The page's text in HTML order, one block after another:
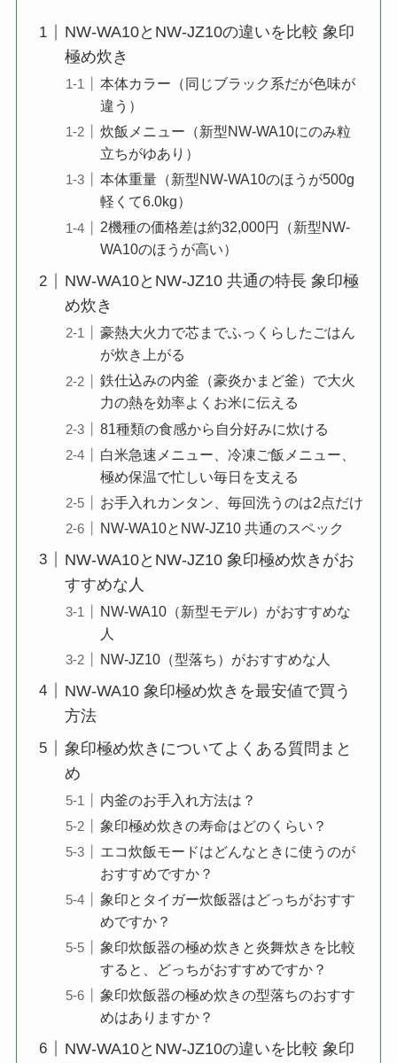
NW-WA10とNW-JZ10の違いを比較 象印
極め炊き
本体カラー（同じブラック系だが色味が
違う）
炊飯メニュー（新型NW-WA10にのみ粒
立ちがゆあり）
本体重量（新型NW-WA10のほうが500g
軽くて6.0kg）
2機種の価格差は約32,000円（新型NW-
WA10のほうが高い）
NW-WA10とNW-JZ10 共通の特長 象印極
め炊き
豪熱大火力で芯までふっくらしたごはん
が炊き上がる
鉄仕込みの内釜（豪炎かまど釜）で大火
力の熱を効率よくお米に伝える
81種類の食感から自分好みに炊ける
白米急速メニュー、冷凍ご飯メニュー、
極め保温で忙しい毎日を支える
お手入れカンタン、毎回洗うのは2点だけ
NW-WA10とNW-JZ10 共通のスペック
NW-WA10とNW-JZ10 象印極め炊きがお
すすめな人
NW-WA10（新型モデル）がおすすめな
人
NW-JZ10（型落ち）がおすすめな人
NW-WA10 象印極め炊きを最安値で買う
方法
象印極め炊きについてよくある質問まと
め
内釜のお手入れ方法は？
象印極め炊きの寿命はどのくらい？
エコ炊飯モードはどんなときに使うのが
おすすめですか？
象印とタイガー炊飯器はどっちがおすす
めですか？
象印炊飯器の極め炊きと炎舞炊きを比較
すると、どっちがおすすめですか？
象印炊飯器の極め炊きの型落ちのおすす
めはありますか？
NW-WA10とNW-JZ10の違いを比較 象印